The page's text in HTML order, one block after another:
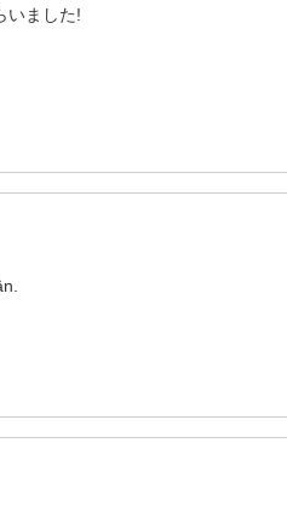
いました!